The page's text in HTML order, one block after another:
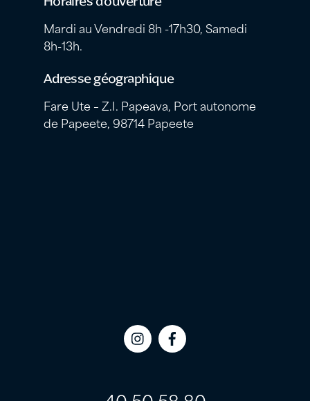
Mardi au Vendredi 8h -17h30, Samedi
8h-13h.
Adresse géographique
Fare Ute – Z.I. Papeava, Port autonome
de Papeete, 98714 Papeete
Icon
Icon